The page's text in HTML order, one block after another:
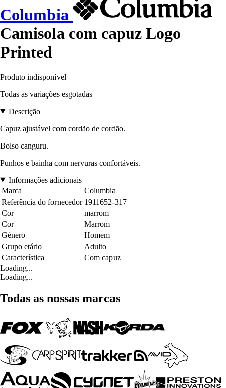
Columbia
Camisola com capuz Logo
Printed
Produto indisponível
Todas as variações esgotadas
Descrição
Capuz ajustável com cordão de cordão.
Bolso canguru.
Punhos e bainha com nervuras confortáveis.
Informações adicionais
Marca
Columbia
Referência do fornecedor 1911652-317
Cor
marrom
Cor
Marrom
Género
Homem
Grupo etário
Adulto
Característica
Com capuz
Loading...
Loading...
Todas as nossas marcas